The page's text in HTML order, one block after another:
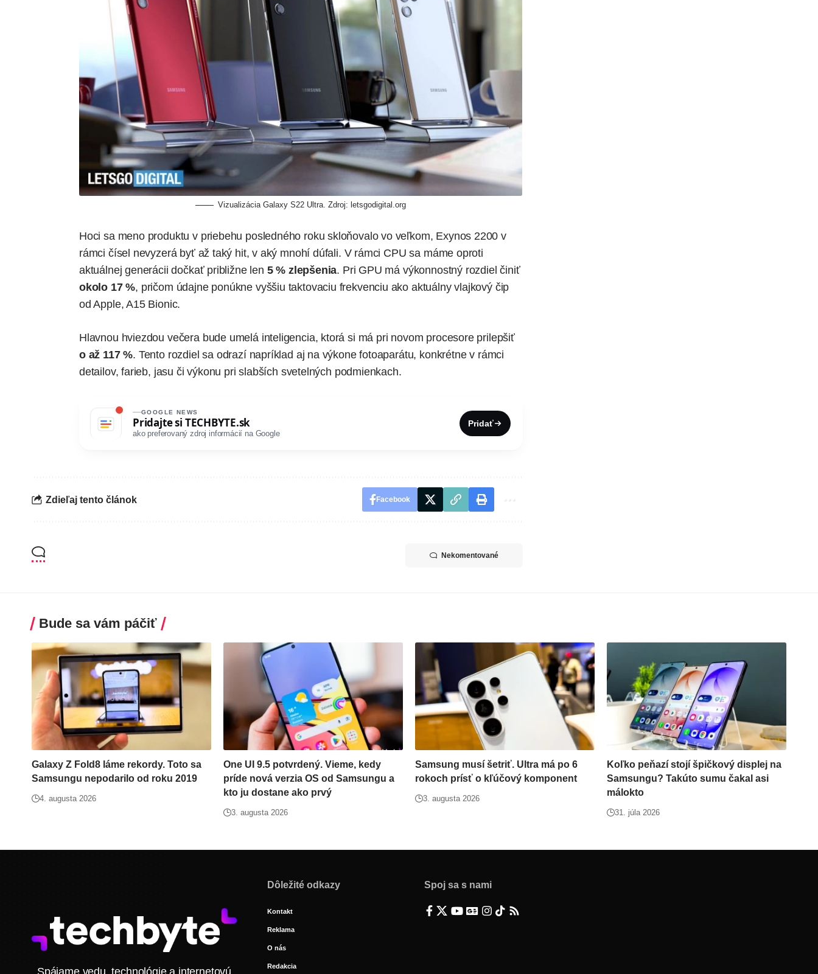
Vizualizácia Galaxy S22 Ultra. Zdroj: letsgodigital.org
Hoci sa meno produktu v priebehu posledného roku skloňovalo vo veľkom, Exynos 2200 v
rámci čísel nevyzerá byť až taký hit, v aký mnohí dúfali. V rámci CPU sa máme oproti
aktuálnej generácii dočkať približne len 5 % zlepšenia. Pri GPU má výkonnostný rozdiel činiť
okolo 17 %, pričom údajne ponúkne vyššiu taktovaciu frekvenciu ako aktuálny vlajkový čip
od Apple, A15 Bionic.
Hlavnou hviezdou večera bude umelá inteligencia, ktorá si má pri novom procesore prilepšiť
o až 117 %. Tento rozdiel sa odrazí napríklad aj na výkone fotoaparátu, konkrétne v rámci
detailov, farieb, jasu či výkonu pri slabších svetelných podmienkach.
GOOGLE NEWS
Pridajte si TECHBYTE.sk
ako preferovaný zdroj informácií na Google
Pridať
Zdieľaj tento článok Facebook
Nekomentované
Bude sa vám páčiť
Galaxy Z Fold8 láme rekordy. Toto sa
Samsungu nepodarilo od roku 2019
4. augusta 2026
One UI 9.5 potvrdený. Vieme, kedy
príde nová verzia OS od Samsungu a
kto ju dostane ako prvý
3. augusta 2026
Samsung musí šetriť. Ultra má po 6
rokoch prísť o kľúčový komponent
3. augusta 2026
Koľko peňazí stojí špičkový displej na
Samsungu? Takúto sumu čakal asi
málokto
31. júla 2026
Dôležité odkazy
Kontakt
Reklama
O nás
Redakcia
Spoj sa s nami